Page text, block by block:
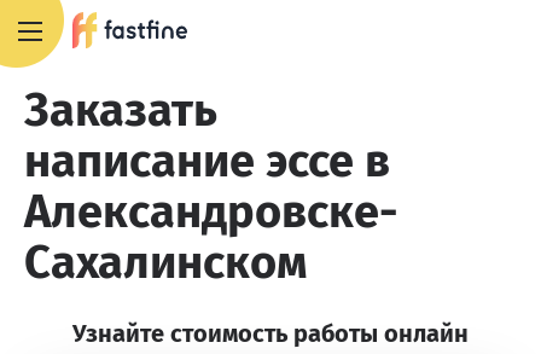
Заказать
написание эссе в
Александровске-
Сахалинском
Узнайте стоимость работы онлайн